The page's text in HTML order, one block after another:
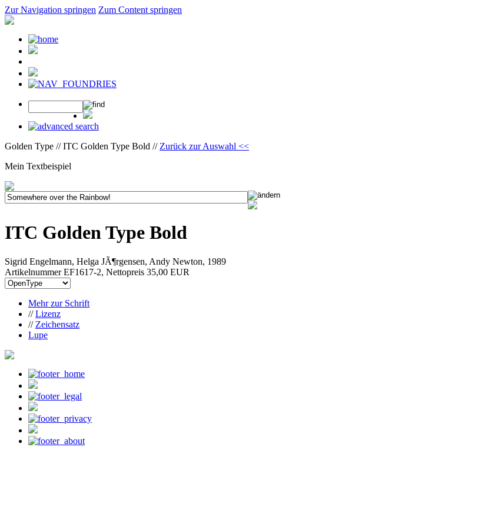
Zur Navigation springen Zum Content springen
Golden Type // ITC Golden Type Bold // Zurück zur Auswahl <<
Mein Textbeispiel
ITC Golden Type Bold
Sigrid Engelmann, Helga JÃ¶rgensen, Andy Newton, 1989
Artikelnummer EF1617-2, Nettopreis 35,00 EUR
Mehr zur Schrift
//Lizenz
// Zeichensatz
Lupe